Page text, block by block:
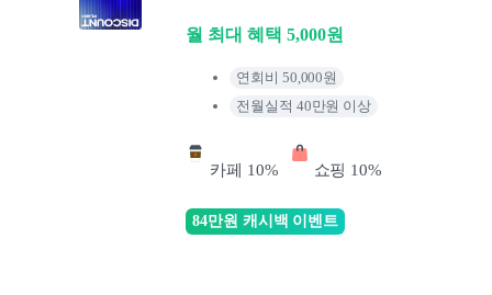
월 최대 혜택 5,000원
연회비 50,000원
전월실적 40만원 이상
카페 10% 쇼핑 10%
84만원 캐시백 이벤트